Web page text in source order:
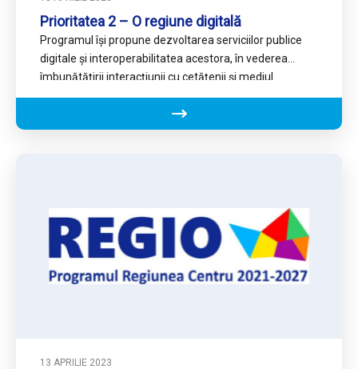
Prioritatea 2 – O regiune digitală
Programul își propune dezvoltarea serviciilor publice
digitale și interoperabilitatea acestora, în vederea
îmbunătățirii interacțiunii cu cetățenii și mediul
economic, precum și creșterea gradului de
13 APRILIE 2023